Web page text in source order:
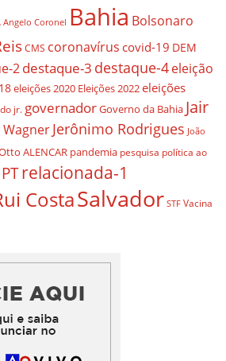
Angelo Coronel Bahia Bolsonaro
CMS coronavírus covid-19 DEM
2destaque-3 destaque-4eleição
eleições 2020 Eleições 2022eleições
jr. governadorGoverno da Bahia Jair
WagnerJerônimo Rodrigues João
ALENCAR pandemia pesquisa política ao
PTrelacionada-1
CostaSalvador STF Vacina